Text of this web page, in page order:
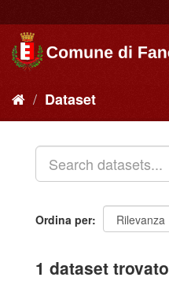
Dataset
Ordina per
1 dataset trovato